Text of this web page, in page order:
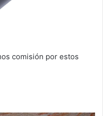
comisión por estos